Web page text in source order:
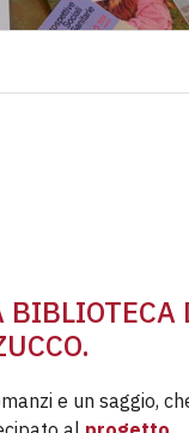
BIBLIOTECA
e un saggio,